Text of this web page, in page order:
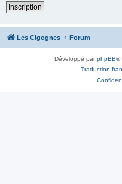
Inscription
Les Cigognes Forum
Développé parphpBB®
Traduction